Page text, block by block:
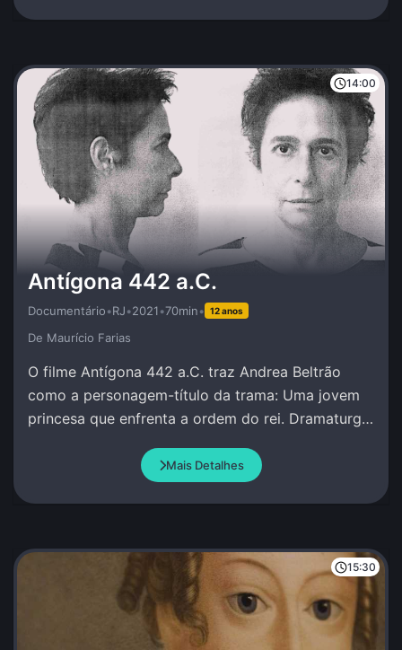
14:00
Antígona 442 a.C.
Documentário•RJ•2021•70min• 12 anos
De Maurí­cio Farias
O filme Antígona 442 a.C. traz Andrea Beltrão
como a personagem-título da trama: Uma jovem
princesa que enfrenta a ordem do rei. Dramaturgia
Mais Detalhes
15:30